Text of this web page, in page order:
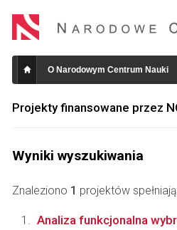
O Narodowym Centrum Nauki
Projekty finansowane przez
Wyniki wyszukiwania
Znaleziono 1 projektów
Analiza funkcjonalna